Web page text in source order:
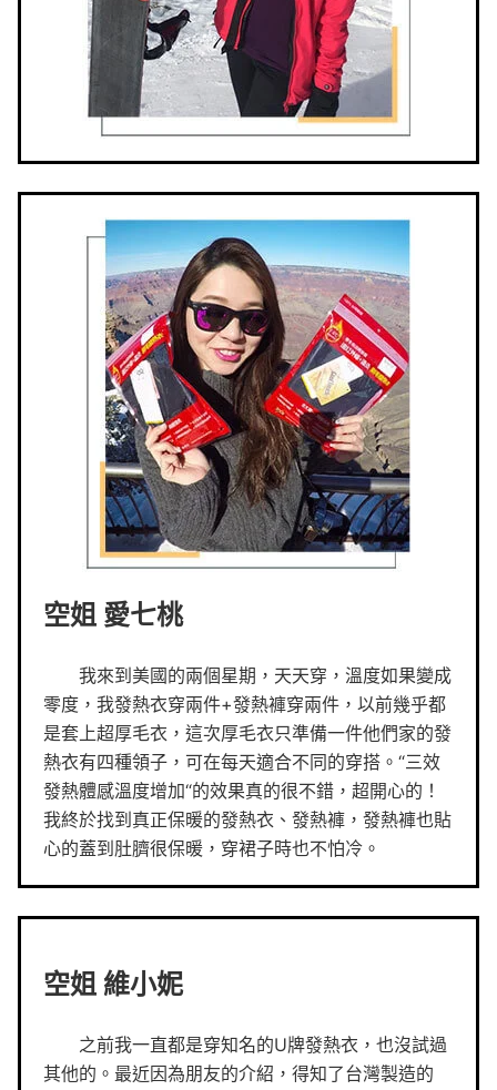
空姐 愛七桃
我來到美國的兩個星期，天天穿，溫度如果變成
零度，我發熱衣穿兩件+發熱褲穿兩件，以前幾乎都
是套上超厚毛衣，這次厚毛衣只準備一件他們家的發
熱衣有四種領子，可在每天適合不同的穿搭。“三效
發熱體感溫度增加“的效果真的很不錯，超開心的！
我終於找到真正保暖的發熱衣、發熱褲，發熱褲也貼
心的蓋到肚臍很保暖，穿裙子時也不怕冷。
空姐 維小妮
之前我一直都是穿知名的U牌發熱衣，也沒試過
其他的。最近因為朋友的介紹，得知了台灣製造的